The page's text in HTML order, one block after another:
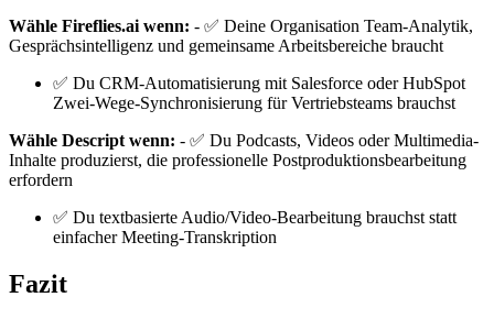
Wähle Fireflies.ai wenn: - ✅ Deine Organisation Team-Analytik,
Gesprächsintelligenz und gemeinsame Arbeitsbereiche braucht
✅ Du CRM-Automatisierung mit Salesforce oder HubSpot
Zwei-Wege-Synchronisierung für Vertriebsteams brauchst
Wähle Descript wenn: - ✅ Du Podcasts, Videos oder Multimedia-
Inhalte produzierst, die professionelle Postproduktionsbearbeitung
erfordern
✅ Du textbasierte Audio/Video-Bearbeitung brauchst statt
einfacher Meeting-Transkription
Fazit